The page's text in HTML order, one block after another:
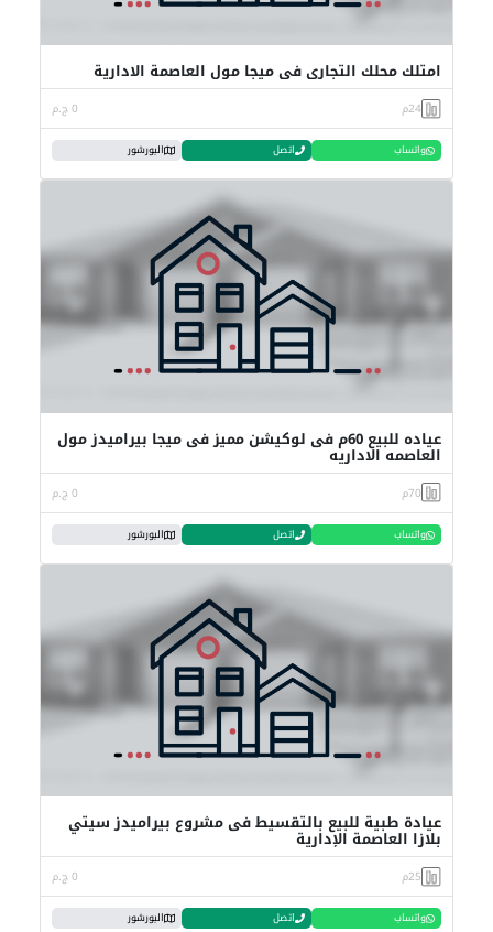
امتلك محلك التجاري في ميجا مول العاصمة الادارية
24م 0 ج.م
واتساب اتصل البورشور
عياده للبيع 60م فى لوكيشن مميز فى ميجا بيراميدز مول
العاصمه الاداريه
70م 0 ج.م
واتساب اتصل البورشور
عيادة طبية للبيع بالتقسيط فى مشروع بيراميدز سيتي
بلازا العاصمة الإدارية
25م 0 ج.م
واتساب اتصل البورشور